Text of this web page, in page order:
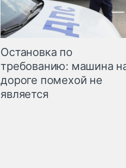
Остановка по
требованию: машина
дороге помехой не
является